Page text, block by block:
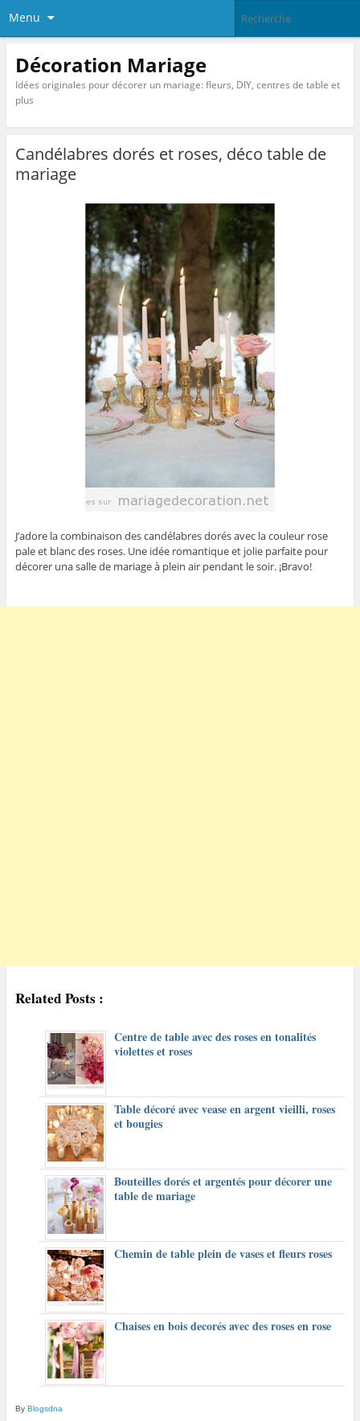
Menu
Décoration Mariage
Idées originales pour décorer un mariage: fleurs, DIY, centres de table et
plus
Candélabres dorés et roses, déco table de
mariage
J’adore la combinaison des candélabres dorés avec la couleur rose
pale et blanc des roses. Une idée romantique et jolie parfaite pour
décorer una salle de mariage à plein air pendant le soir. ¡Bravo!
Related Posts :
Centre de table avec des roses en tonalités
violettes et roses
Table décoré avec vease en argent vieilli, roses
et bougies
Bouteilles dorés et argentés pour décorer une
table de mariage
Chemin de table plein de vases et fleurs roses
Chaises en bois decorés avec des roses en rose
By Blogsdna